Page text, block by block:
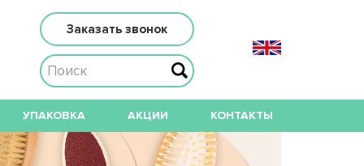
Заказать звонок
УПАКОВКА АКЦИИ КОНТАКТЫ